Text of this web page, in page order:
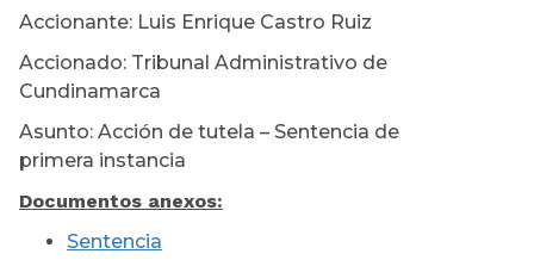
Accionante: Luis Enrique Castro Ruiz
Accionado: Tribunal Administrativo de
Cundinamarca
Asunto: Acción de tutela – Sentencia de
primera instancia
Documentos anexos:
Sentencia